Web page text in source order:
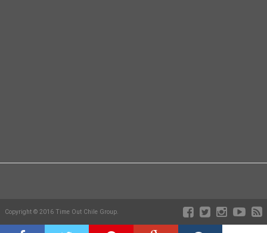
Copyright © 2016 Time Out Chile Group.